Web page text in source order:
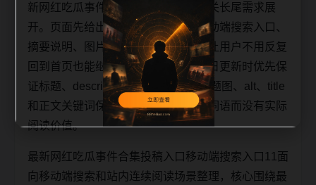
新网红吃瓜事件合集、投稿入口和相关长尾需求展
开。页面先给出清晰主题，再补充移动端搜索入口、
摘要说明、图片语义和可点击入口，让用户不用反复
回到首页也能继续浏览同类内容。每日更新时优先保
证标题、description、canonical、主题图、alt、title
和正文关键词保持一致，避免只替换词语而没有实际
阅读价值。
最新网红吃瓜事件合集投稿入口移动端搜索入口11面
向移动端搜索和站内连续阅读场景整理，核心围绕最